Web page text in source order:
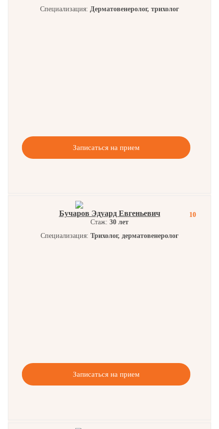
Специализация: Дерматовенеролог, трихолог
Записаться на прием
10
Бучаров Эдуард Евгеньевич
Стаж: 30 лет
Специализация: Трихолог, дерматовенеролог
Записаться на прием